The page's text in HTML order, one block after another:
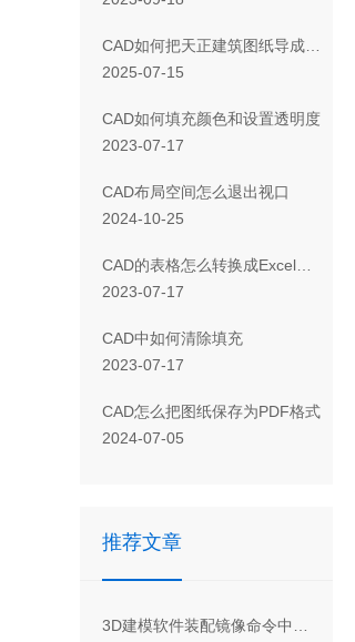
CAD如何把天正建筑图纸导成天正T3/T8/T9格式版本
2025-07-15
CAD如何填充颜色和设置透明度
2023-07-17
CAD布局空间怎么退出视口
2024-10-25
CAD 的表格怎么转换成Excel表格
2023-07-17
CAD 中如何清除填充
2023-07-17
CAD怎么把图纸保存为PDF格式
2024-07-05
推荐文章
3D建模软件装配镜像命令中怎样生成独立于源文件的镜像组件？